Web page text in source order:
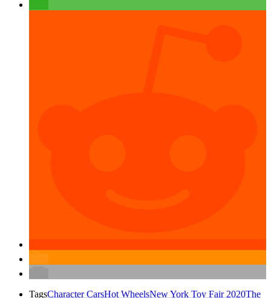
TagsCharacter CarsHot WheelsNew York Toy Fair 2020The